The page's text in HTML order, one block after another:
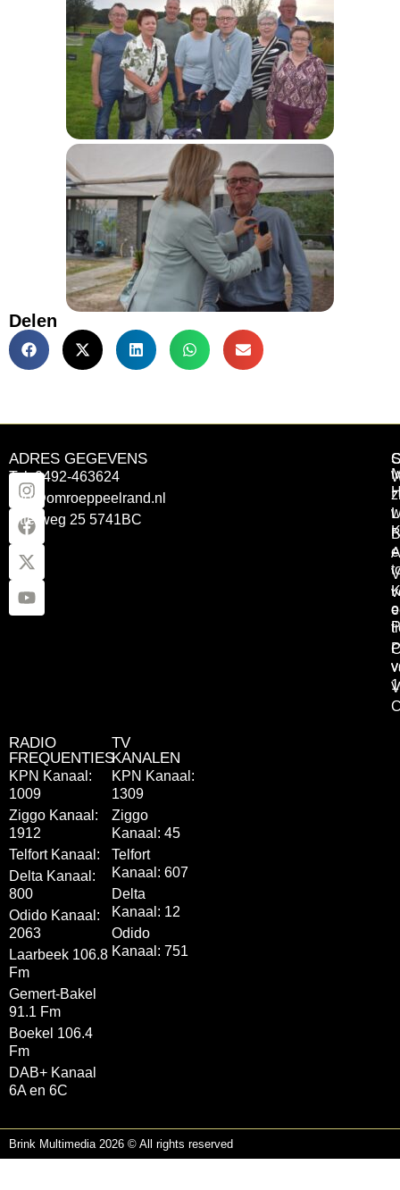
Delen
ADRES GEGEVENS
Tel: 0492-463624
info@omroeppeelrand.nl
Otterweg 25 5741BC
RADIO
FREQUENTIES
KPN Kanaal:
1009
Ziggo Kanaal:
1912
Telfort Kanaal:
Delta Kanaal:
800
Odido Kanaal:
2063
Laarbeek 106.8
Fm
Gemert-Bakel
91.1 Fm
Boekel 106.4
Fm
DAB+ Kanaal
6A en 6C
TV
KANALEN
KPN Kanaal:
1309
Ziggo
Kanaal: 45
Telfort
Kanaal: 607
Delta
Kanaal: 12
Odido
Kanaal: 751
Brink Multimedia 2026 © All rights reserved